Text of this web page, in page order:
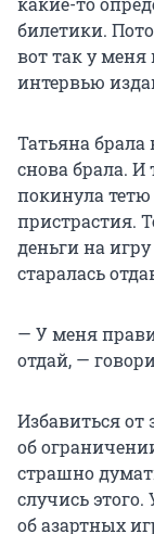
билетики.
вот так у меня
интервью
Татьяна
снова брала. И
покинула
пристрастия.
деньги на
старалась
— У меня
отдай, —
Избавиться от
об
страшно
случись
об азартных